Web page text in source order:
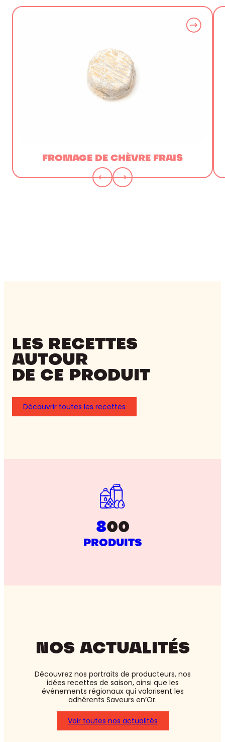
FROMAGE DE CHÈVRE FRAIS
LES RECETTES
AUTOUR
DE CE PRODUIT
Découvrir toutes les recettes
800
PRODUITS
NOS ACTUALITÉS
Découvrez nos portraits de producteurs, nos
idées recettes de saison, ainsi que les
événements régionaux qui valorisent les
adhérents Saveurs en’Or.
Voir toutes nos actualités